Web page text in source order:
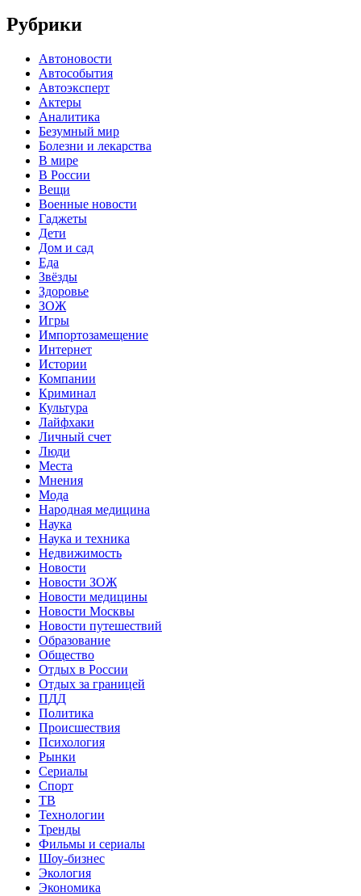
Рубрики
Автоновости
Автособытия
Автоэксперт
Актеры
Аналитика
Безумный мир
Болезни и лекарства
В мире
В России
Вещи
Военные новости
Гаджеты
Дети
Дом и сад
Еда
Звёзды
Здоровье
ЗОЖ
Игры
Импортозамещение
Интернет
Истории
Компании
Криминал
Культура
Лайфхаки
Личный счет
Люди
Места
Мнения
Мода
Народная медицина
Наука
Наука и техника
Недвижимость
Новости
Новости ЗОЖ
Новости медицины
Новости Москвы
Новости путешествий
Образование
Общество
Отдых в России
Отдых за границей
ПДД
Политика
Происшествия
Психология
Рынки
Сериалы
Спорт
ТВ
Технологии
Тренды
Фильмы и сериалы
Шоу-бизнес
Экология
Экономика